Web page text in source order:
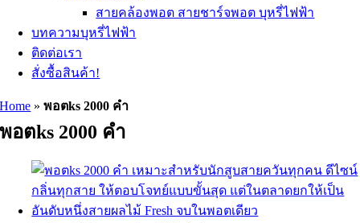
สายคล้องพอต สายชาร์จพอต บุหรี่ไฟฟ้า
บทความบุหรี่ไฟฟ้า
ติดต่อเรา
สั่งซื้อสินค้า!
Home »พอตks 2000 คำ
พอตks 2000 คำ